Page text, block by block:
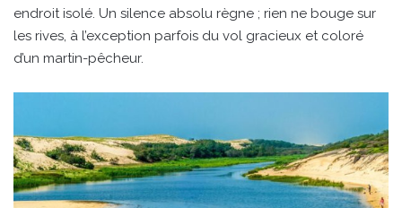
endroit isolé. Un silence absolu règne ; rien ne bouge sur
les rives, à l’exception parfois du vol gracieux et coloré
d’un martin-pêcheur.